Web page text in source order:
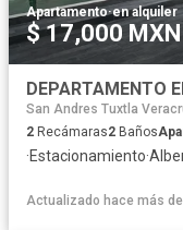
Apartamento·en alquiler
$ 17,000 MXN
San Andres Tuxtla
2 Recámaras2 Baños
·Estacionamiento·
Actualizado hace más